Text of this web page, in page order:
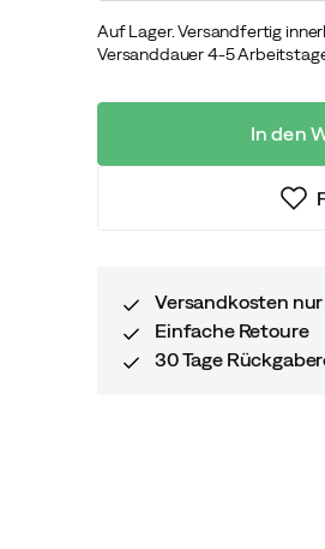
Auf Lager. Versandfertig
Versanddauer 4-5
In den
Versandkosten
Einfache Retoure
30 Tage